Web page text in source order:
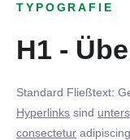
TYPOGRAFIE
H1 -
Standard Fließtext:
Hyperlinks sind
consectetur